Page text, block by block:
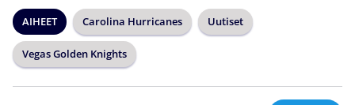
AIHEET Carolina Hurricanes Uutiset
Vegas Golden Knights